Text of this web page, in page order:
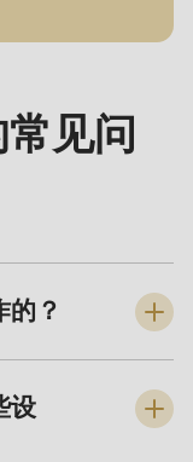
见问
的？
动生产或工业化生
面团处理专业设备
制作工艺外，该行
设